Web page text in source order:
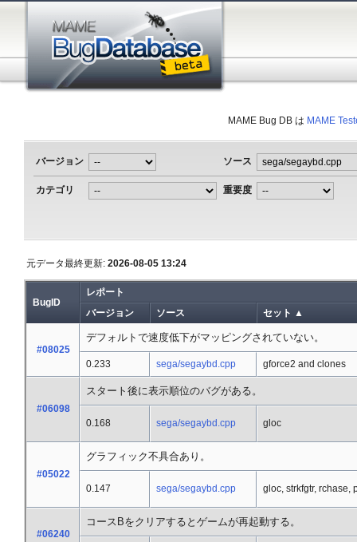
MAME Bug DB は MAME
バージョン ソース
カテゴリ 重要度
元データ最終更新: 2026-08-05 13:24
BugID
レポート
バージョン
ソース セット ▲
#08025
デフォルトで速度低下がマッピングされていない。
0.233 sega/segaybd.cpp gforce2 and clones
#06098
スタート後に表示順位のバグがある。
0.168 sega/segaybd.cpp gloc
#05022
グラフィック不具合あり。
0.147 sega/segaybd.cpp gloc, strkfgtr, rchase,
#06240
コースBをクリアするとゲームが再起動する。